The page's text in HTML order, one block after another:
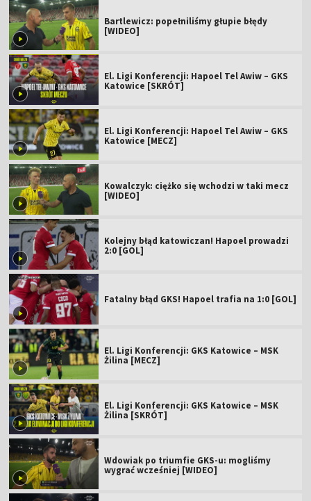
Bartlewicz: popełniliśmy głupie błędy
[WIDEO]
El. Ligi Konferencji: Hapoel Tel Awiw – GKS
Katowice [SKRÓT]
El. Ligi Konferencji: Hapoel Tel Awiw – GKS
Katowice [MECZ]
Kowalczyk: ciężko się wchodzi w taki mecz
[WIDEO]
Kolejny błąd katowiczan! Hapoel prowadzi
2:0 [GOL]
Fatalny błąd GKS! Hapoel trafia na 1:0 [GOL]
El. Ligi Konferencji: GKS Katowice – MSK
Żilina [MECZ]
El. Ligi Konferencji: GKS Katowice – MSK
Żilina [SKRÓT]
Wdowiak po triumfie GKS-u: mogliśmy
wygrać wcześniej [WIDEO]